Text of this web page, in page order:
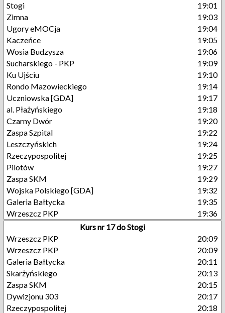
Stogi
19:01
Zimna
19:03
Ugory eMOCja
19:04
Kaczeńce
19:05
Wosia Budzysza
19:06
Sucharskiego - PKP
19:09
Ku Ujściu
19:10
Rondo Mazowieckiego
19:14
Uczniowska [GDA]
19:17
al. Płażyńskiego
19:18
Czarny Dwór
19:20
Zaspa Szpital
19:22
Leszczyńskich
19:24
Rzeczypospolitej
19:25
Pilotów
19:27
Zaspa SKM
19:29
Wojska Polskiego [GDA]
19:32
Galeria Bałtycka
19:35
Wrzeszcz PKP
19:36
Kurs nr 17 do Stogi
Wrzeszcz PKP
20:09
Wrzeszcz PKP
20:09
Galeria Bałtycka
20:11
Skarżyńskiego
20:13
Zaspa SKM
20:15
Dywizjonu 303
20:17
Rzeczypospolitej
20:18